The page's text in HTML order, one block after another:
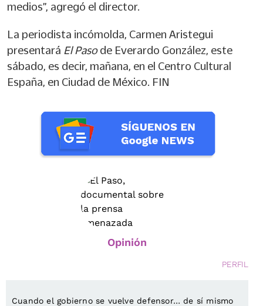
Opinión
PERFIL
Cuando el gobierno se vuelve defensor… de sí mismo
medios”, agregó el director.
La periodista incómolda, Carmen Aristegui
presentará El Pasode Everardo González, este
sábado, es decir, mañana, en el Centro Cultural
España, en Ciudad de México. FIN